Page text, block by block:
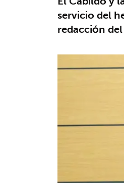
servicio del
redacción